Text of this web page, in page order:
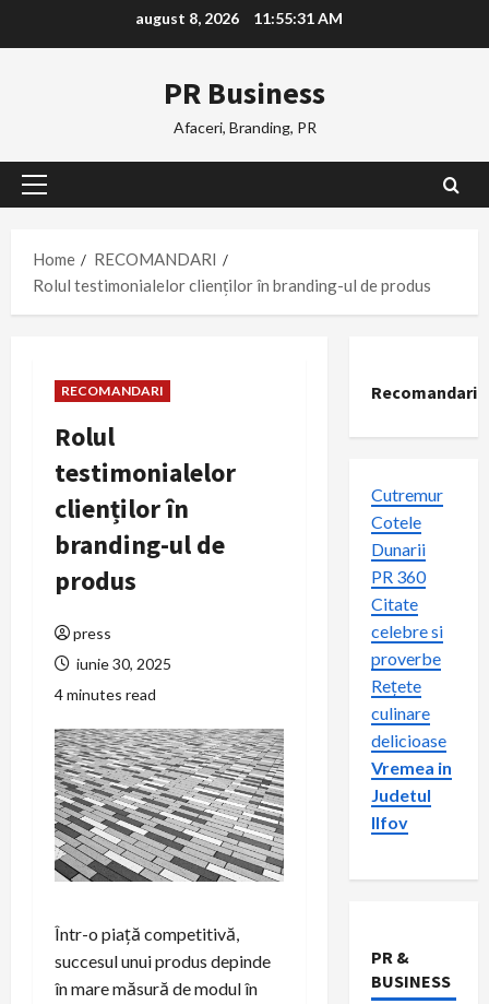
august 8, 2026 11:55:32 AM
PR Business
Afaceri, Branding, PR
Primary
Home
RECOMANDARI
Rolul testimonialelor clienților în branding-ul de produs
RECOMANDARI
Rolul
testimonialelor
clienților în
branding-ul de
produs
press
iunie 30, 2025
4 minutes read
Într-o piață competitivă,
succesul unui produs depinde
în mare măsură de modul în
Recomandari
Cutremur
Cotele
Dunarii
PR 360
Citate
celebre si
proverbe
Rețete
culinare
delicioase
Vremea in
Judetul
Ilfov
PR &
BUSINESS